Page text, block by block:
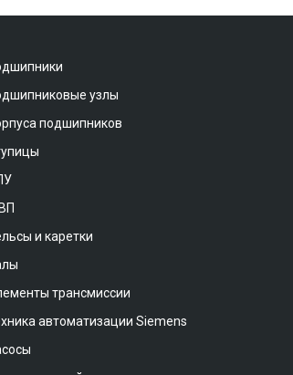
узлы
подшипников
и каретки
трансмиссии
автоматизации Siemens